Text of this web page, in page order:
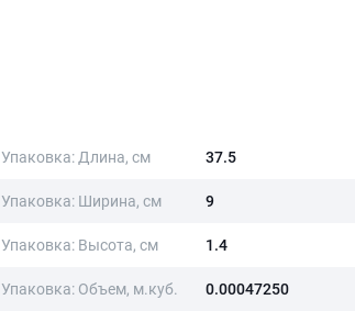
Упаковка: Длина, cм 37.5
Упаковка: Ширина, cм 9
Упаковка: Высота, cм 1.4
Упаковка: Объем, м.куб. 0.00047250